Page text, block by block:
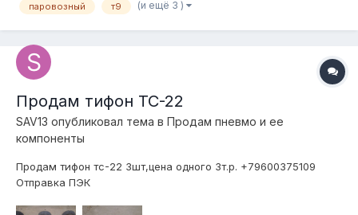
паровозный т9 (и ещё 3 )
Продам тифон ТС-22
SAV13 опубликовал тема в Продам пневмо и ее
компоненты
Продам тифон тс-22 3шт,цена одного 3т.р. +79600375109
Отправка ПЭК